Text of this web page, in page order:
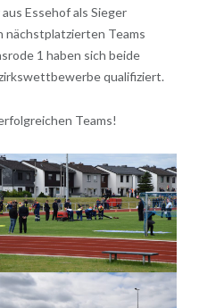
Essehof als Sieger
nächstplatzierten Teams
1 haben sich beide
qualifiziert.
Teams!